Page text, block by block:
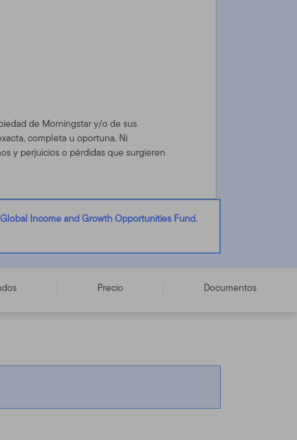
de Morningstar y/o de sus
completa u oportuna. Ni
y perjuicios o pérdidas que surgieren
Income and Growth Opportunities Fund.
Precio Documentos